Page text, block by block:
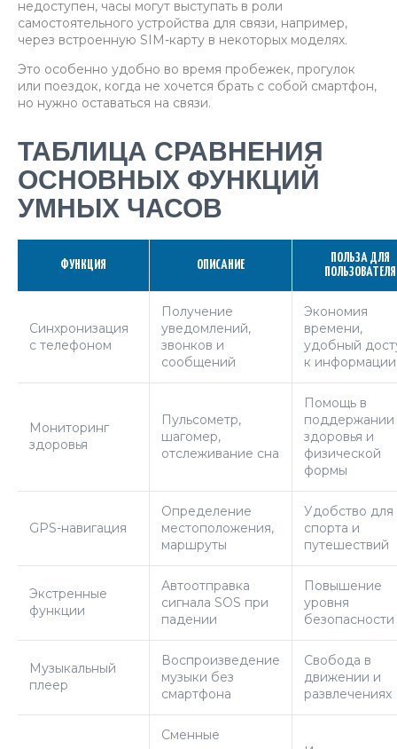
недоступен, часы могут выступать в роли
самостоятельного устройства для связи, например,
через встроенную SIM-карту в некоторых моделях.
Это особенно удобно во время пробежек, прогулок
или поездок, когда не хочется брать с собой смартфон,
но нужно оставаться на связи.
ТАБЛИЦА СРАВНЕНИЯ
ОСНОВНЫХ ФУНКЦИЙ
УМНЫХ ЧАСОВ
ФУНКЦИЯ ОПИСАНИЕ
ПОЛЬЗА ДЛЯ
ПОЛЬЗОВАТЕЛЯ
Синхронизация
с телефоном
Получение
уведомлений,
звонков и
сообщений
Экономия
времени,
удобный
к информации
Мониторинг
здоровья
Пульсометр,
шагомер,
отслеживание сна
Помощь в
поддержании
здоровья и
физической
формы
GPS-навигация
Определение
местоположения,
маршруты
Удобство для
спорта и
путешествий
Экстренные
функции
Автоотправка
сигнала SOS при
падении
Повышение
уровня
безопасности
Музыкальный
плеер
Воспроизведение
музыки без
смартфона
Свобода в
движении и
развлечениях
Сменные